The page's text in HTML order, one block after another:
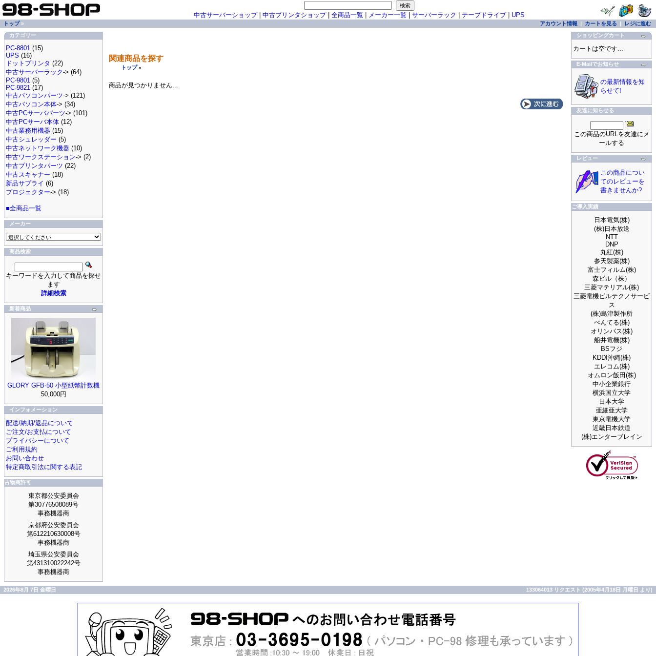
関連商品を探す
トップ»
商品が見つかりません...
中古サーバーショップ| 中古プリンタショップ| 全商品一覧 メーカー一覧 サーバーラック テープドライブ| UPS
トップ» アカウント情報 | カートを見る | レジに進む
カテゴリー
PC-8801 (15)
UPS (16)
ドットプリンタ (22)
中古サーバーラック-> (64)
PC-9801 (5)
PC-9821 (17)
中古パソコンパーツ-> (121)
中古パソコン本体-> (34)
中古PCサーバパーツ-> (101)
中古PCサーバ本体 (12)
中古業務用機器 (15)
中古シュレッダー (5)
中古ネットワーク機器 (10)
中古ワークステーション-> (2)
中古プリンタパーツ (22)
中古スキャナー (18)
新品サプライ (6)
プロジェクター-> (18)
■全商品一覧
メーカー
商品検索
キーワードを入力して商品を探せ
ます
詳細検索
新着商品
GLORY GFB-50 小型紙幣計数機
50,000円
インフォメーション
配送/納期/返品について
ご注文/お支払について
プライバシーについて
ご利用規約
お問い合わせ
特定商取引法に関する表記
古物商許可
東京都公安委員会
第30776508089号
事務機器商
京都府公安委員会
第612210630008号
事務機器商
埼玉県公安委員会
第431310022242号
事務機器商
ショッピングカート
カートは空です...
E-Mailでお知らせ
の最新情報を知
らせて!
友達に知らせる
この商品のURLを友達にメ
ールする
レビュー
この商品につい
てのレビューを
書きませんか?
ご導入実績
日本電気(株)
(株)日本放送
NTT
DNP
丸紅(株)
参天製薬(株)
富士フィルム(株)
森ビル（株）
三菱マテリアル(株)
三菱電機ビルテクノサービ
ス
(株)島津製作所
ぺんてる(株)
オリンパス(株)
船井電機(株)
BSフジ
KDDI沖縄(株)
エレコム(株)
オムロン飯田(株)
中小企業銀行
横浜国立大学
日本大学
亜細亜大学
東京電機大学
近畿日本鉄道
(株)エンターブレイン
2026年8月 7日 金曜日 133064013 リクエスト (2005年4月18日 月曜日 より)